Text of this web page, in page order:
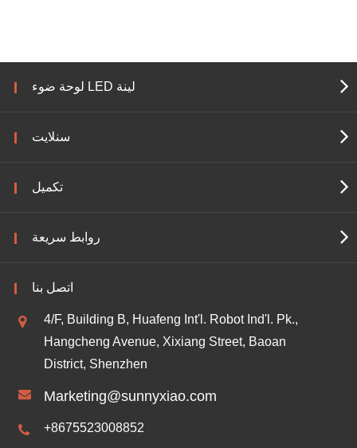
لوحة ضوء LED لينة
سنلايت
تكميل
روابط سريعة
اتصل بنا
4/F, Building B, Huafeng Int'l. Robot Ind'l. Pk.,
Hangcheng Avenue, Xixiang Street, Baoan
District, Shenzhen
Marketing@sunnyxiao.com
+8675523008852